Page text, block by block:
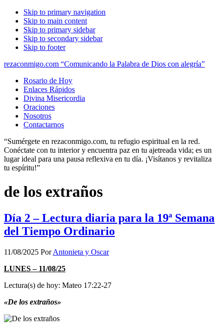
Skip to primary navigation
Skip to main content
Skip to primary sidebar
Skip to secondary sidebar
Skip to footer
rezaconmigo.com “Comunicando la Palabra de Dios con alegría”
Rosario de Hoy
Enlaces Rápidos
Divina Misericordia
Oraciones
Nosotros
Contactarnos
“Sumérgete en rezaconmigo.com, tu refugio espiritual en la red.
Conéctate con tu interior y encuentra paz en tu ajetreada vida; es un
lugar ideal para una pausa reflexiva en tu día. ¡Visítanos y revitaliza
tu espíritu!”
de los extraños
Día 2 – Lectura diaria para la 19ª Semana
del Tiempo Ordinario
11/08/2025 PorAntonieta y Oscar
LUNES – 11/08/25
Lectura(s) de hoy: Mateo 17:22-27
«De los extraños»